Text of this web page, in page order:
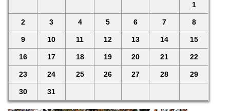
1
2 3 4 5 6 7 8
9 10 11 12 13 14 15
16 17 18 19 20 21 22
23 24 25 26 27 28 29
30 31